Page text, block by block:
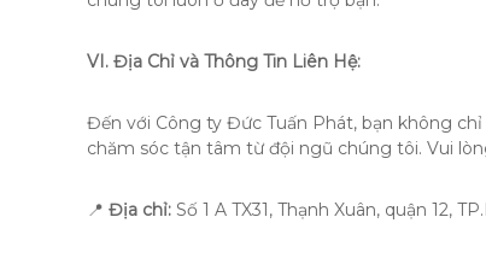
VI. Địa Chỉ và Thông Tin Liên Hệ:
Đến với Công ty Đức Tuấn Phát, bạn không
chăm sóc tận tâm từ đội ngũ chúng tôi. Vui
📍 Địa chỉ: Số 1 A TX31, Thạnh Xuân, quận 12,